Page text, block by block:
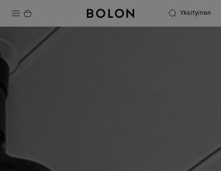
Yksityinen
Tuotteet
Projektit